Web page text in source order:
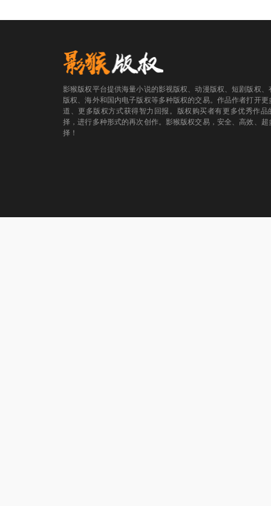
影猴版权平台提供海量小说的影视版权、动漫版权、短剧版权、
版权、海外和国内电子版权等多种版权的交易。作品作者打开更
道、更多版权方式获得智力回报。版权购买者有更多优秀作品
择，进行多种形式的再次创作。影猴版权交易，安全、高效、超
择！